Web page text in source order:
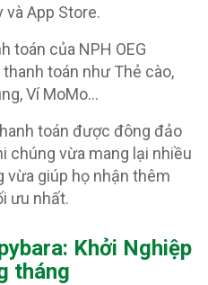
và App Store.
toán của NPH OEG
toán như Thẻ cào,
Ví MoMo…
toán được đông đảo
chúng vừa mang lại nhiều
vừa giúp họ nhận thêm
ưu nhất.
Khởi Nghiệp
tháng